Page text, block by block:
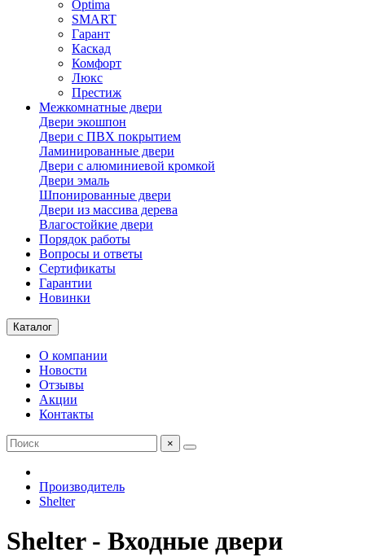
Optima
SMART
Гарант
Каскад
Комфорт
Люкс
Престиж
Межкомнатные двери
Двери экошпон
Двери с ПВХ покрытием
Ламинированные двери
Двери с алюминиевой кромкой
Двери эмаль
Шпонированные двери
Двери из массива дерева
Влагостойкие двери
Порядок работы
Вопросы и ответы
Сертификаты
Гарантии
Новинки
Каталог
О компании
Новости
Отзывы
Акции
Контакты
×
Производитель
Shelter
Shelter - Входные двери